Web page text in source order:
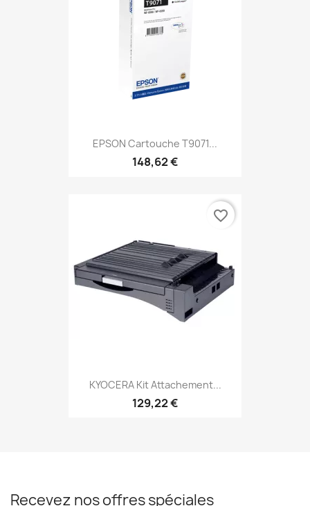
EPSON Cartouche T9071...
148,62 €
KYOCERA Kit Attachement...
129,22 €
favorite_border
Recevez nos offres spéciales